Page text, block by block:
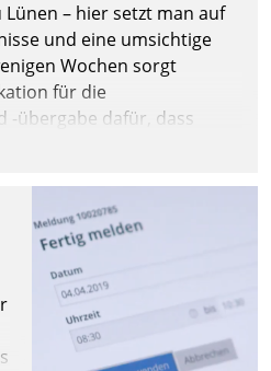
– hier setzt man auf
und eine umsichtige
Wochen sorgt
für die
-übergabe dafür, dass
und, so es sein muss,